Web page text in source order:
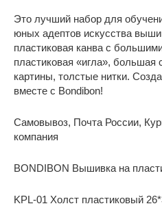
Это лучший набор для
юных адептов искусства
пластиковая канва с
пластиковая «игла», большая
картины, толстые нитки.
вместе с Bondibon!
Самовывоз, Почта России,
компания
BONDIBON Вышивка на
KPL-01 Холст пластиковый